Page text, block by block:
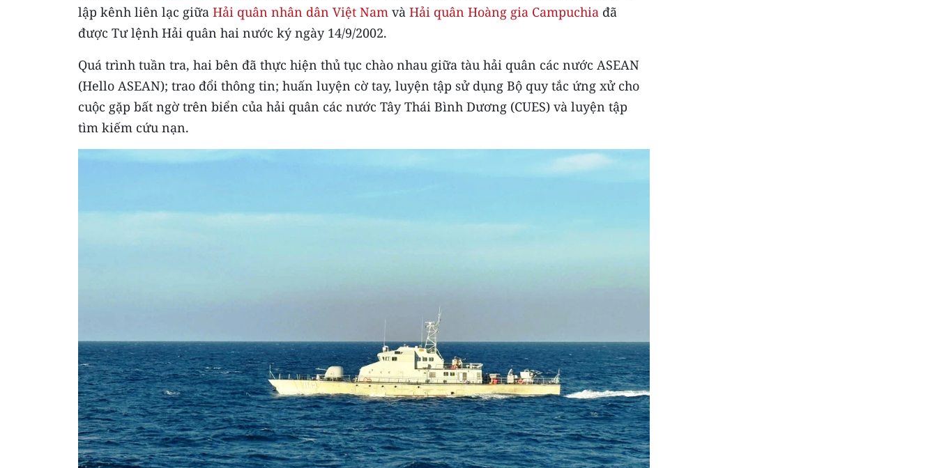
lập kênh liên lạc giữa Hải quân nhân dân Việt Nam và Hải quân Hoàng gia Campuchia đã
được Tư lệnh Hải quân hai nước ký ngày 14/9/2002.
Quá trình tuần tra, hai bên đã thực hiện thủ tục chào nhau giữa tàu hải quân các nước ASEAN
(Hello ASEAN); trao đổi thông tin; huấn luyện cờ tay, luyện tập sử dụng Bộ quy tắc ứng xử cho
cuộc gặp bất ngờ trên biển của hải quân các nước Tây Thái Bình Dương (CUES) và luyện tập
tìm kiếm cứu nạn.